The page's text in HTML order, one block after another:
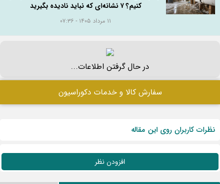
کنیم؟ ۷ نشانه‌ای که نباید نادیده بگیرید
در حال گرفتن اطلاعات...
سفارش کالا و خدمات دکوراسیون
نظرات کاربران روی این مقاله
افزودن نظر